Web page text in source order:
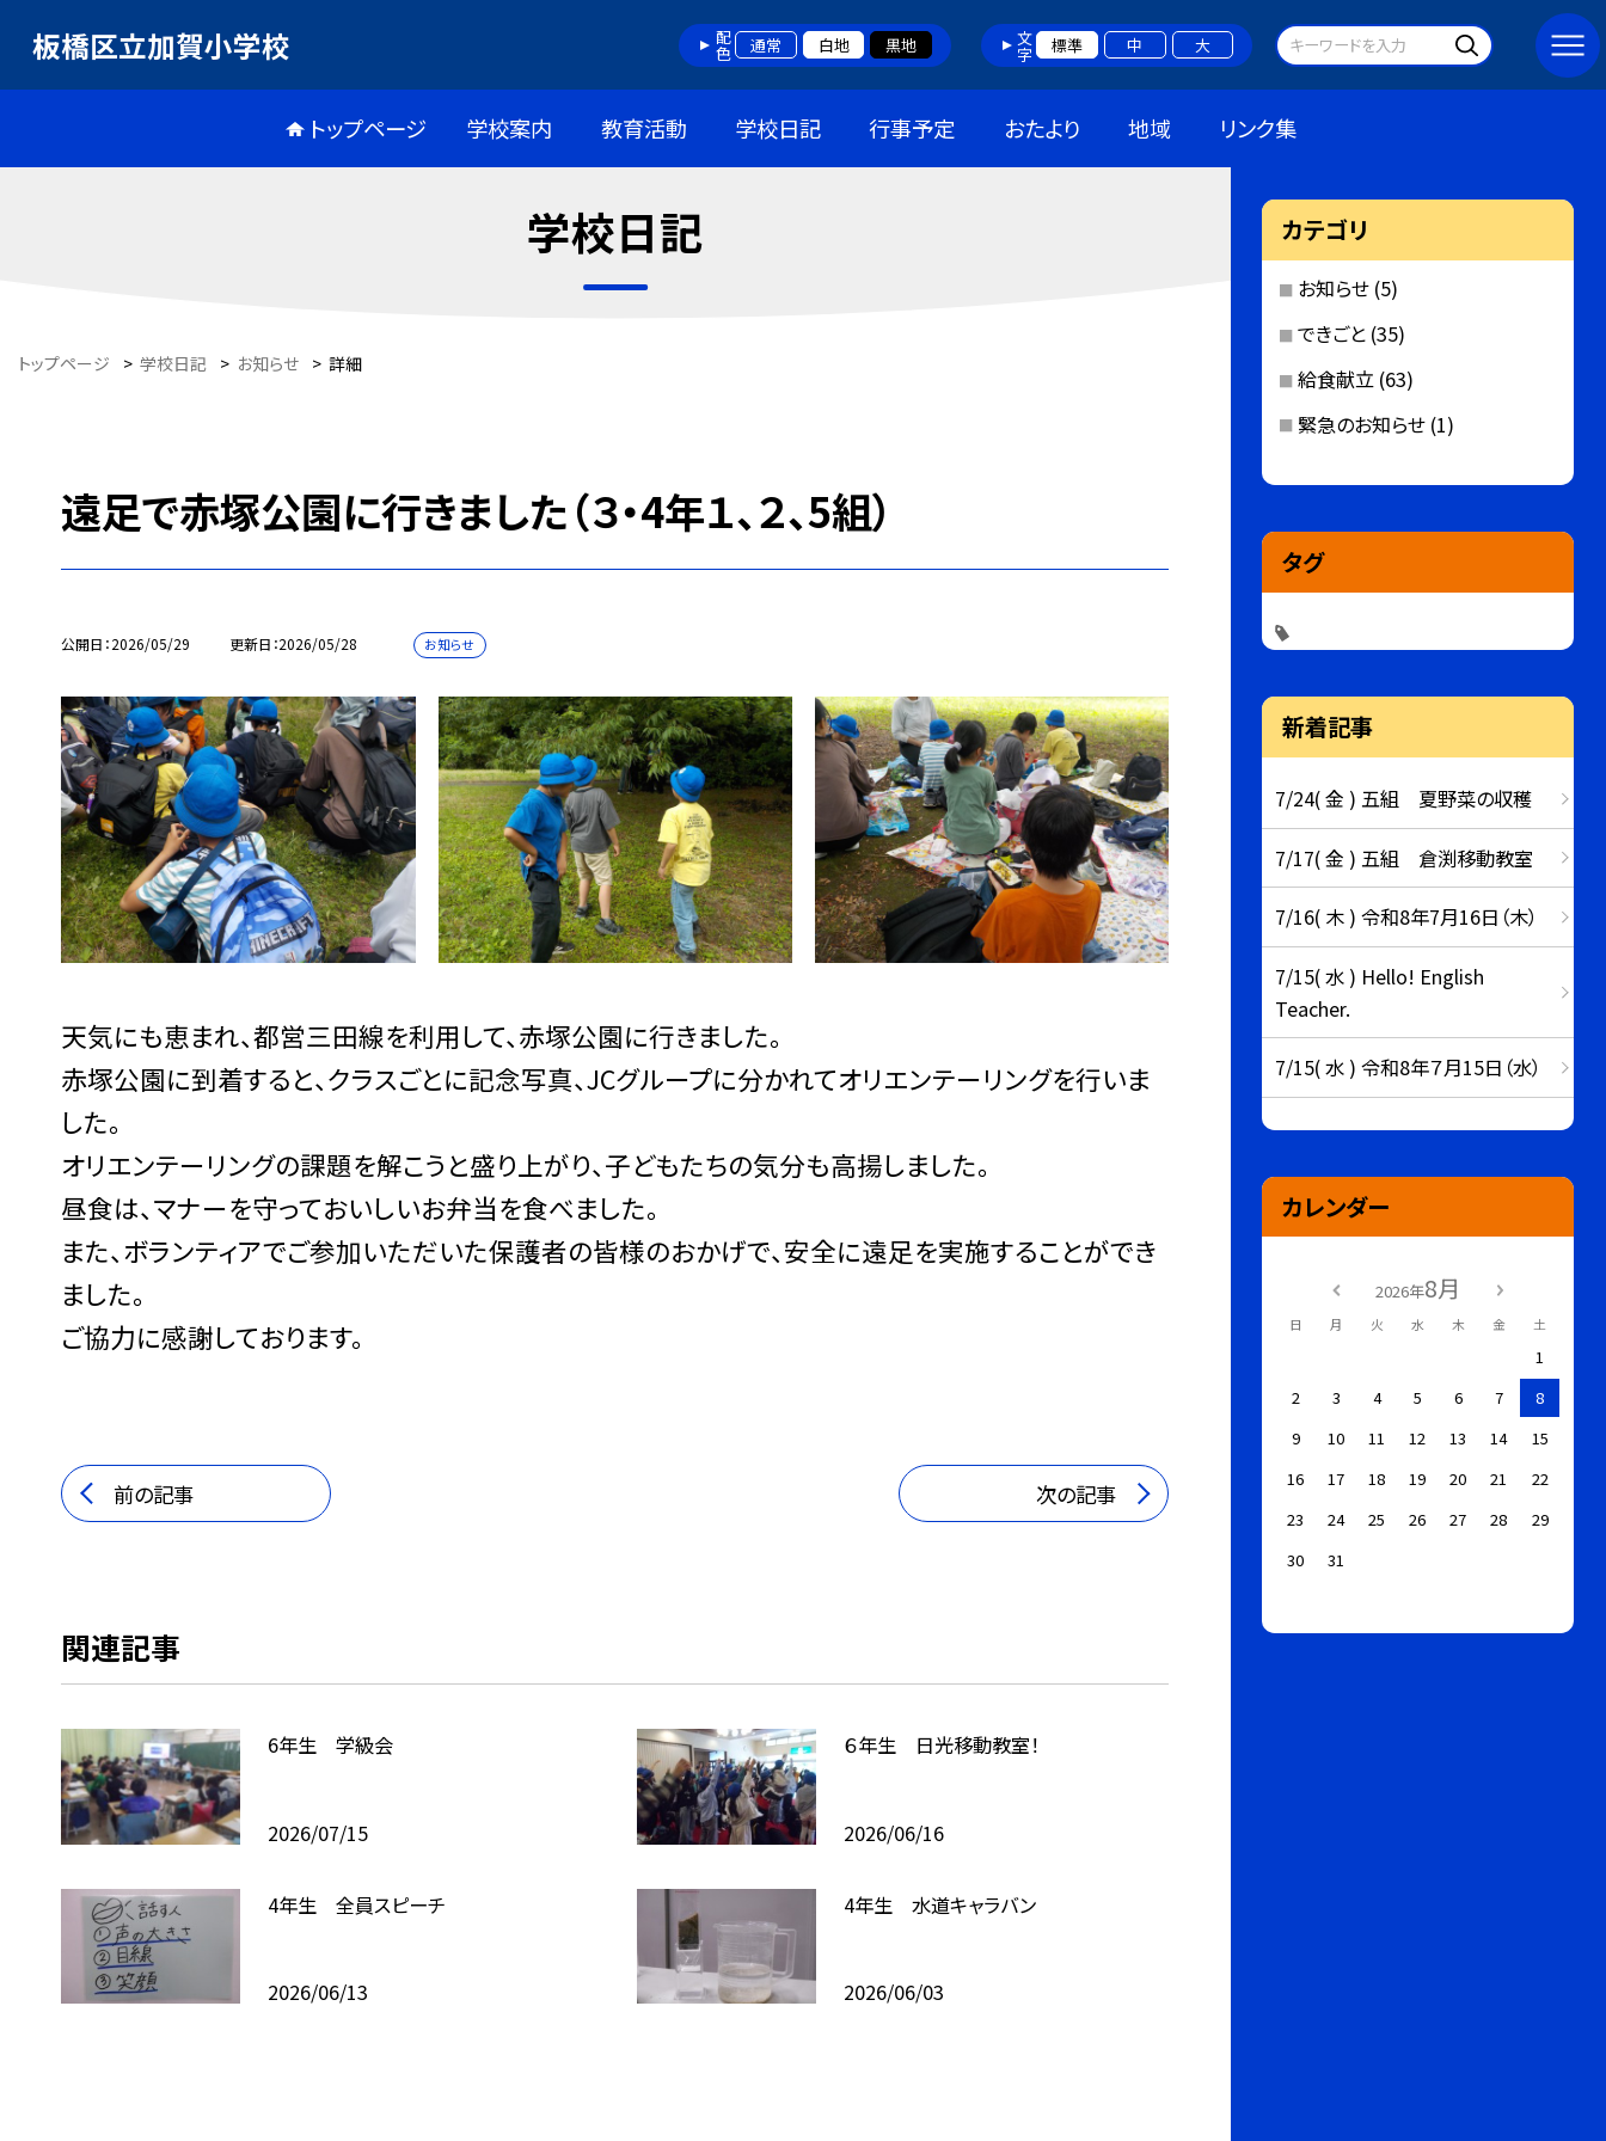
板橋区立加賀小学校 配色 通常 白地 黒地 文字 標準 中 大
トップページ 学校案内 教育活動 学校日記 行事予定 おたより 地域 リンク集
学校日記
トップページ > 学校日記 > お知らせ > 詳細
遠足で赤塚公園に行きました（３・4年１、２、5組）
公開日 2026/05/29 更新日 2026/05/28 お知らせ
天気にも恵まれ、都営三田線を利用して、赤塚公園に行きました。
赤塚公園に到着すると、クラスごとに記念写真、JCグループに分かれてオリエンテーリングを行いま
した。
オリエンテーリングの課題を解こうと盛り上がり、子どもたちの気分も高揚しました。
昼食は、マナーを守っておいしいお弁当を食べました。
また、ボランティアでご参加いただいた保護者の皆様のおかげで、安全に遠足を実施することができ
ました。
ご協力に感謝しております。
前の記事 次の記事
関連記事
6年生 学級会
2026/07/15
６年生 日光移動教室！
2026/06/16
4年生 全員スピーチ
2026/06/13
4年生 水道キャラバン
2026/06/03
カテゴリ
お知らせ (5)
できごと (35)
給食献立 (63)
緊急のお知らせ (1)
タグ
新着記事
7/24( 金 ) 五組 夏野菜の収穫
7/17( 金 ) 五組 倉渕移動教室
7/16( 木 ) 令和8年7月16日（木）
7/15( 水 ) Hello! English
Teacher.
7/15( 水 ) 令和8年７月15日（水）
カレンダー
2026年8月
日 月 火 水 木 金 土
1
2
3 4 5 6 7
8
9
10 11 12 13 14
15
16
17 18 19 20 21
22
23
24 25 26 27 28
29
30
31